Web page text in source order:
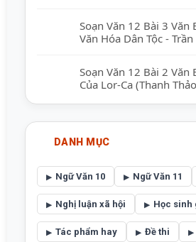
Soạn Văn 12 Bài 3 Văn
Văn Hóa Dân Tộc -
Soạn Văn 12 Bài 2 Văn
Của Lor-Ca (Thanh
DANH MỤC
Ngữ Văn 10 Ngữ Văn 11
Nghị luận xã hội Học sinh
Tác phẩm hay Đề thi